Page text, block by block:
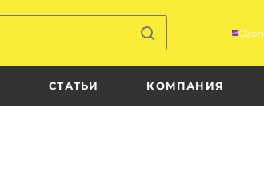
Ozon
СТАТЬИ КОМПАНИЯ